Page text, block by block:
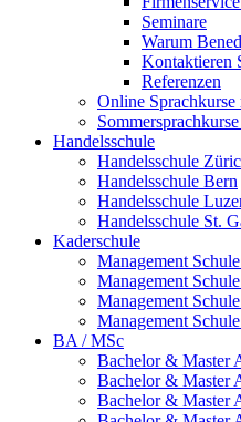
Seminare
Warum
Kontaktieren
Referenzen
Online Sprachkurse
Handelsschule
Handelsschule
Handelsschule Bern
Handelsschule
Handelsschule St.
Kaderschule
Management
Management
Management
Management
BA / MSc
Bachelor & Master
Bachelor & Master
Bachelor & Master